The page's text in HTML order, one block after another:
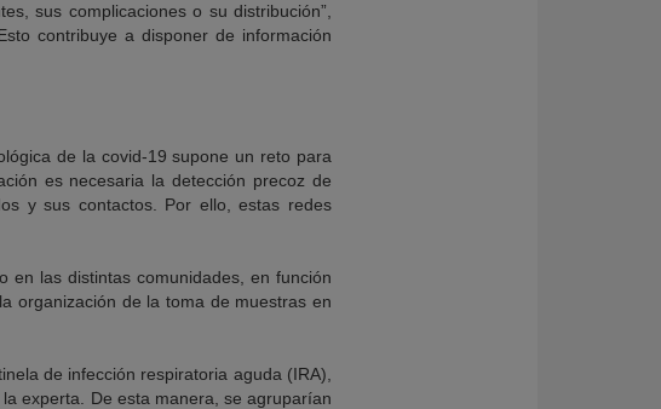
sus complicaciones o su distribución”,
contribuye a disponer de información
de la covid-19 supone un reto para
es necesaria la detección precoz de
y sus contactos. Por ello, estas redes
en las distintas comunidades, en función
organización de la toma de muestras en
de infección respiratoria aguda (IRA),
experta. De esta manera, se agruparían